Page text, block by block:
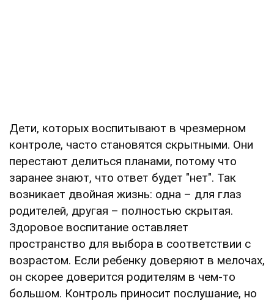
Дети, которых воспитывают в чрезмерном
контроле, часто становятся скрытными. Они
перестают делиться планами, потому что
заранее знают, что ответ будет "нет". Так
возникает двойная жизнь: одна – для глаз
родителей, другая – полностью скрытая.
Здоровое воспитание оставляет
пространство для выбора в соответствии с
возрастом. Если ребенку доверяют в мелочах,
он скорее доверится родителям в чем-то
большом. Контроль приносит послушание, но